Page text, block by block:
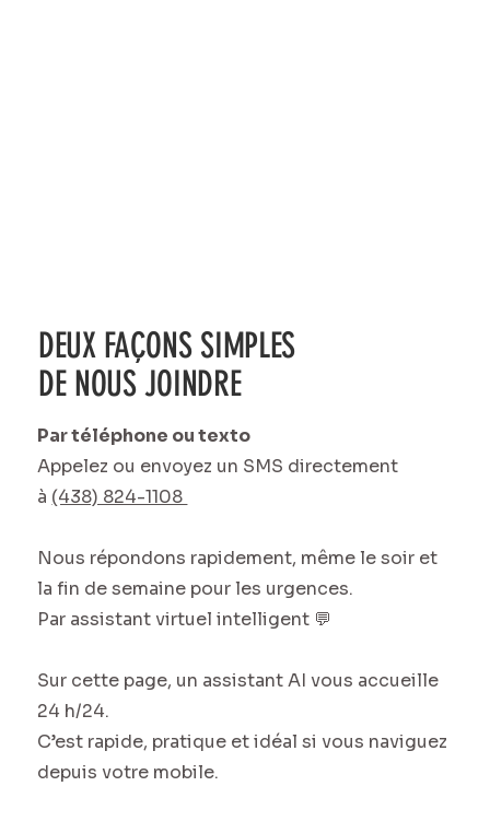
DEUX FAÇONS SIMPLES
DE NOUS JOINDRE
Par téléphone ou texto
Appelez ou envoyez un SMS directement
à (438) 824-1108
Nous répondons rapidement, même le soir et
la fin de semaine pour les urgences.
Par assistant virtuel intelligent 💬
Sur cette page, un assistant AI vous accueille
24 h/24.
C’est rapide, pratique et idéal si vous naviguez
depuis votre mobile.